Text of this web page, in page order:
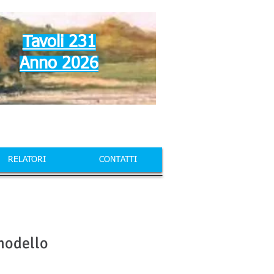
Tavoli 231
Anno 2026
RELATORI CONTATTI